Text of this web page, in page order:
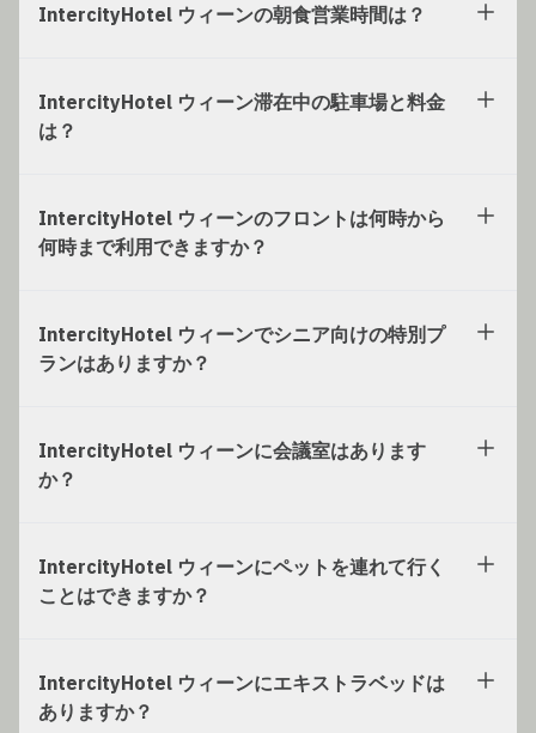
IntercityHotel ウィーンの朝食営業時間は？
IntercityHotel ウィーン滞在中の駐車場と料金
は？
IntercityHotel ウィーンのフロントは何時から
何時まで利用できますか？
IntercityHotel ウィーンでシニア向けの特別プ
ランはありますか？
IntercityHotel ウィーンに会議室はあります
か？
IntercityHotel ウィーンにペットを連れて行く
ことはできますか？
IntercityHotel ウィーンにエキストラベッドは
ありますか？